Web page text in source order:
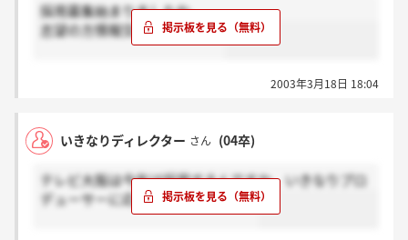
採用募集始まりましたね。
志望の方情報交換しましょうv
2003年3月18日 18:04
いきなりディレクター さん (04卒)
テレビ大阪は今年は採用するんですか。いきなりプロ
デューサーに応募された方いますか